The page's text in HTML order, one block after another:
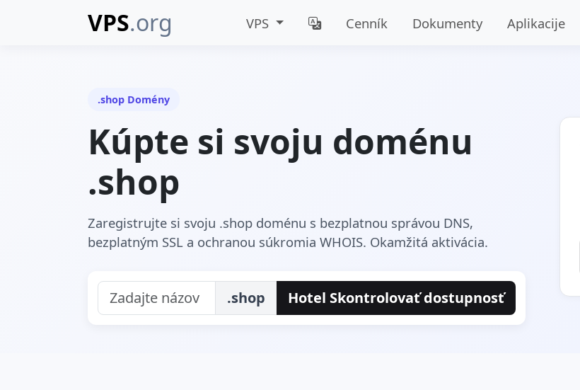
VPS.org VPS Cenník Dokumenty Aplikacije
.shop Domény
Kúpte si svoju doménu
.shop
Zaregistrujte si svoju .shop doménu s bezplatnou správou DNS,
bezplatným SSL a ochranou súkromia WHOIS. Okamžitá aktivácia.
.shop Hotel Skontrolovať dostupnosť